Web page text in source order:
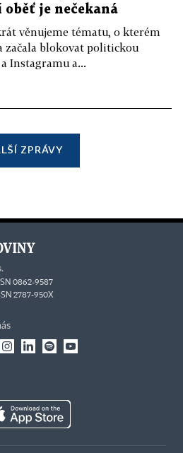
je nečekaná
věnujeme tématu, o kterém
začala blokovat politickou
Instagramu a...
ZPRÁVY
0862-9587
2787-950X